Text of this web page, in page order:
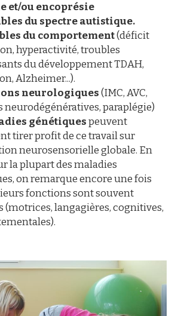
et/ou encoprésie
du spectre autistique.
du comportement (déficit
hyperactivité, troubles
du développement TDAH,
Alzheimer...).
neurologiques (IMC, AVC,
neurodégénératives, paraplégie)
génétiques peuvent
tirer profit de ce travail sur
neurosensorielle globale. En
la plupart des maladies
on remarque encore une fois
fonctions sont souvent
(motrices, langagières, cognitives,